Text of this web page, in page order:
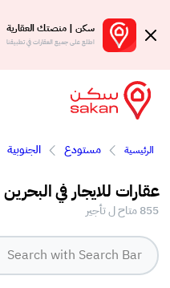
سكن | منصتك العقارية
اطلع على جميع العقارات في تطبيقنا
بالعمولة
الرئيسية مستودع الجنوبية
عقارات للايجار في
855 متاح ل تأجير